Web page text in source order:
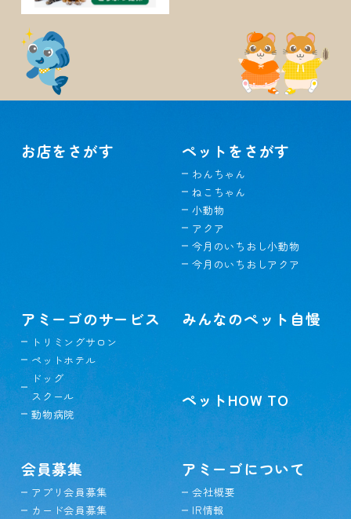
お店をさがす ペットをさがす
わんちゃん
ねこちゃん
小動物
アクア
今月のいちおし小動物
今月のいちおしアクア
アミーゴのサービス
トリミングサロン
ペットホテル
ドッグ
スクール
動物病院
みんなのペット自慢
ペットHOW TO
会員募集
アプリ会員募集
カード会員募集
アミーゴについて
会社概要
IR情報